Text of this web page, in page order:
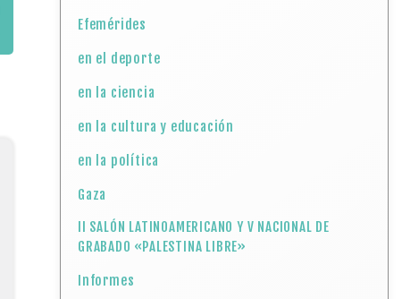
Efemérides
en el deporte
en la ciencia
en la cultura y educación
en la política
Gaza
II SALÓN LATINOAMERICANO Y V NACIONAL DE
GRABADO «PALESTINA LIBRE»
Informes